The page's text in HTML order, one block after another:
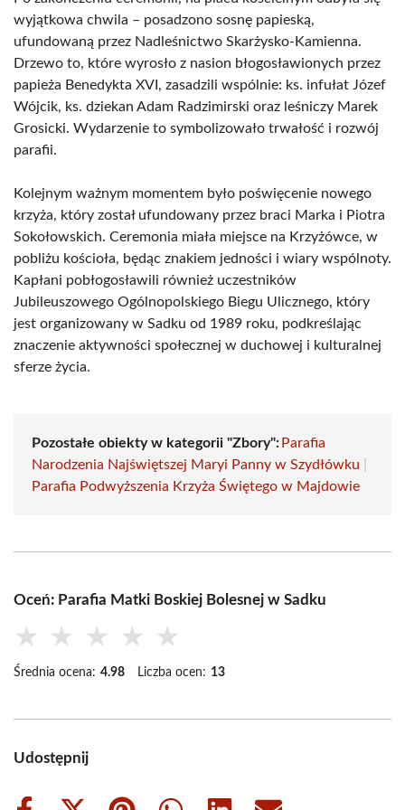
wyjątkowa chwila – posadzono sosnę papieską,
ufundowaną przez Nadleśnictwo Skarżysko-Kamienna.
Drzewo to, które wyrosło z nasion błogosławionych przez
papieża Benedykta XVI, zasadzili wspólnie: ks. infułat Józef
Wójcik, ks. dziekan Adam Radzimirski oraz leśniczy Marek
Grosicki. Wydarzenie to symbolizowało trwałość i rozwój
parafii.
Kolejnym ważnym momentem było poświęcenie nowego
krzyża, który został ufundowany przez braci Marka i Piotra
Sokołowskich. Ceremonia miała miejsce na Krzyżówce, w
pobliżu kościoła, będąc znakiem jedności i wiary wspólnoty.
Kapłani pobłogosławili również uczestników
Jubileuszowego Ogólnopolskiego Biegu Ulicznego, który
jest organizowany w Sadku od 1989 roku, podkreślając
znaczenie aktywności społecznej w duchowej i kulturalnej
sferze życia.
Pozostałe obiekty w kategorii "Zbory": Parafia
Narodzenia Najświętszej Maryi Panny w Szydłówku
Parafia Podwyższenia Krzyża Świętego w Majdowie
Oceń: Parafia Matki Boskiej Bolesnej w Sadku
★ ★ ★ ★ ★
Średnia ocena: 4.98 Liczba ocen: 13
Udostępnij